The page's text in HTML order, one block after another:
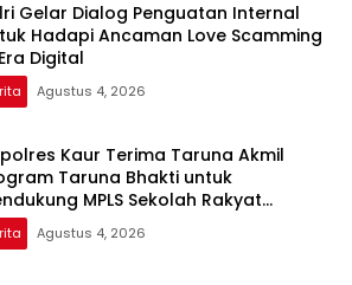
Gelar Dialog Penguatan Internal
Hadapi Ancaman Love Scamming
Digital
Agustus 4, 2026
Kaur Terima Taruna Akmil
Taruna Bhakti untuk
MPLS Sekolah Rakyat
Kaur
Agustus 4, 2026